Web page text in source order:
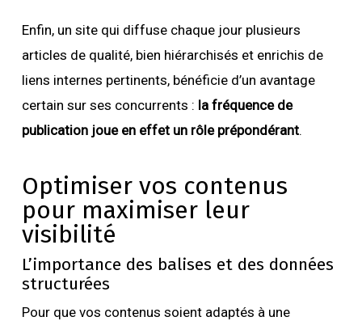
Enfin, un site qui diffuse chaque jour plusieurs
articles de qualité, bien hiérarchisés et enrichis de
liens internes pertinents, bénéficie d’un avantage
certain sur ses concurrents : la fréquence de
publication joue en effet un rôle prépondérant.
Optimiser vos contenus
pour maximiser leur
visibilité
L’importance des balises et des données
structurées
Pour que vos contenus soient adaptés à une